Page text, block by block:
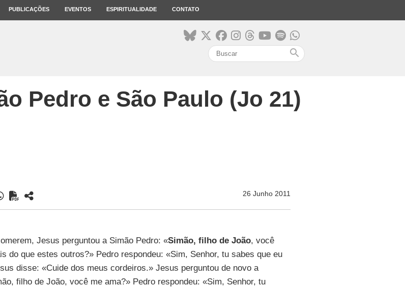
PUBLICAÇÕES EVENTOS ESPIRITUALIDADE CONTATO
search
Pedro e São Paulo (Jo 21)
26 Junho 2011
Jesus perguntou a Simão Pedro: «Simão, filho de João, você
do que estes outros?» Pedro respondeu: «Sim, Senhor, tu sabes que eu
disse: «Cuide dos meus cordeiros.» Jesus perguntou de novo a
filho de João, você me ama?» Pedro respondeu: «Sim, Senhor, tu